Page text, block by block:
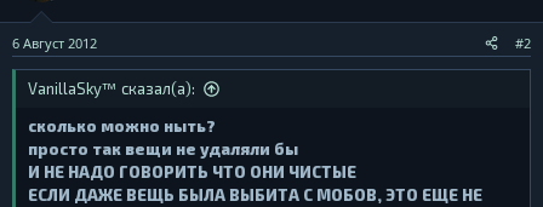
6 Август 2012 #2
VanillaSky™ сказал(а):
сколько можно ныть?
просто так вещи не удаляли бы
И НЕ НАДО ГОВОРИТЬ ЧТО ОНИ ЧИСТЫЕ
ЕСЛИ ДАЖЕ ВЕЩЬ БЫЛА ВЫБИТА С МОБОВ, ЭТО ЕЩЕ НЕ